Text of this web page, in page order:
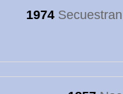
1974